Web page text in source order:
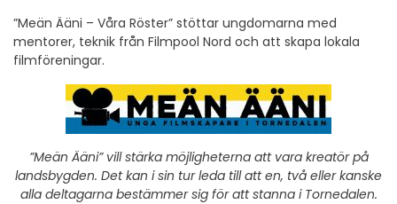
”Meän Ääni – Våra Röster” stöttar ungdomarna med
mentorer, teknik från Filmpool Nord och att skapa lokala
filmföreningar.
”Meän Ääni” vill stärka möjligheterna att vara kreatör på
landsbygden. Det kan i sin tur leda till att en, två eller kanske
alla deltagarna bestämmer sig för att stanna i Tornedalen.